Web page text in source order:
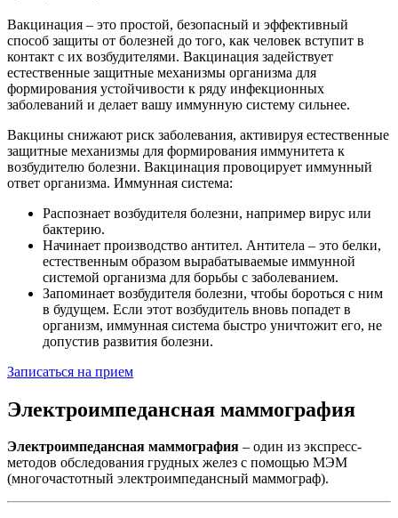
Вакцинация – это простой, безопасный и эффективный
способ защиты от болезней до того, как человек вступит в
контакт с их возбудителями. Вакцинация задействует
естественные защитные механизмы организма для
формирования устойчивости к ряду инфекционных
заболеваний и делает вашу иммунную систему сильнее.
Вакцины снижают риск заболевания, активируя естественные
защитные механизмы для формирования иммунитета к
возбудителю болезни. Вакцинация провоцирует иммунный
ответ организма. Иммунная система:
Распознает возбудителя болезни, например вирус или
бактерию.
Начинает производство антител. Антитела – это белки,
естественным образом вырабатываемые иммунной
системой организма для борьбы с заболеванием.
Запоминает возбудителя болезни, чтобы бороться с ним
в будущем. Если этот возбудитель вновь попадет в
организм, иммунная система быстро уничтожит его, не
допустив развития болезни.
Записаться на прием
Электроимпедансная маммография
Электроимпедансная маммография – один из экспресс-
методов обследования грудных желез с помощью МЭМ
(многочастотный электроимпедансный маммограф).